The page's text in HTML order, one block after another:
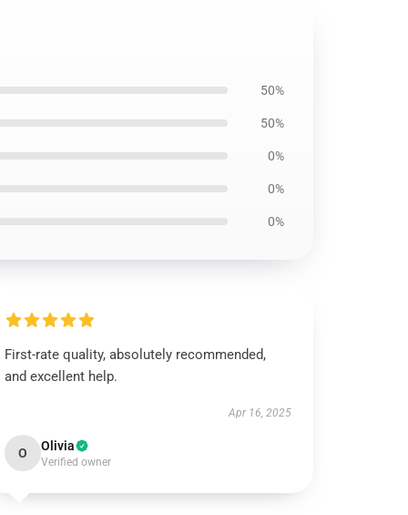
50%
50%
0%
0%
0%
First-rate quality, absolutely recommended,
and excellent help.
Apr 16, 2025
O Olivia
Verified owner